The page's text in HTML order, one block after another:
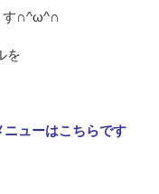
す∩^ω^∩
を
ニューはこちらです